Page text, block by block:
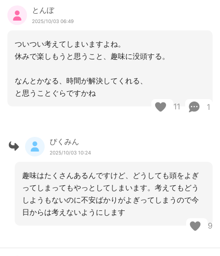
とんぼ
2025/10/03 06:49
ついつい考えてしまいますよね。
休みで楽しもうと思うこと、趣味に没頭する。
なんとかなる、時間が解決してくれる、
と思うことぐらですかね
11 1
ぴくみん
2025/10/03 10:24
趣味はたくさんあるんですけど、どうしても頭をよぎ
ってしまってもやっとしてしまいます。考えてもどう
しようもないのに不安ばかりがよぎってしまうので今
日からは考えないようにします
9